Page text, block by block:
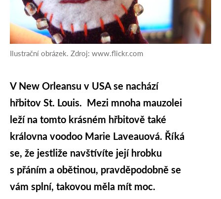
Ilustrační obrázek. Zdroj: www.flickr.com
V New Orleansu v USA se nachází
hřbitov St. Louis. Mezi mnoha mauzolei
leží na tomto krásném hřbitově také
královna voodoo Marie Laveauová. Říká
se, že jestliže navštívíte její hrobku
s přáním a obětinou, pravděpodobně se
vám splní, takovou měla mít moc.